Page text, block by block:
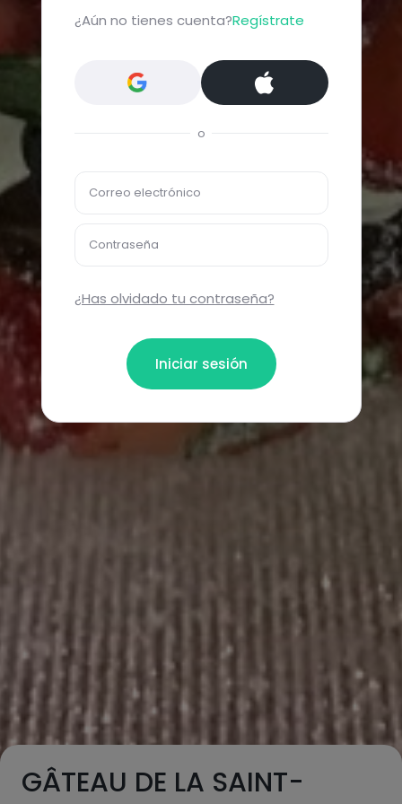
GÂTEAU DE LA SAINT-
¿Aún no tienes cuenta?Regístrate
o
Correo electrónico
Contraseña
¿Has olvidado tu contraseña?
Iniciar sesión